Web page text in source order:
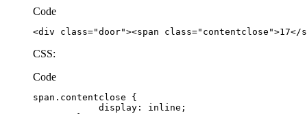
Code
<div class="door"><span class="contentclose">17</
CSS:
Code